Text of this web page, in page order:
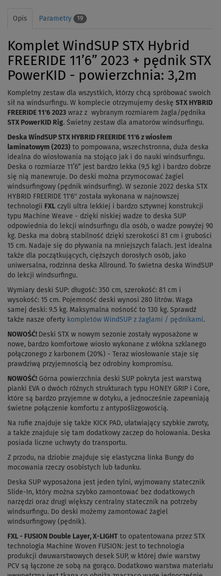
Opis Parametry 19
Komplet WindSUP STX Hybrid
FREERIDE 11’6” 2023 + pędnik STX
PowerKID - powierzchnia: 3,2m
Kompletny zestaw dla wszystkich, którzy chcą spróbować swoich
sił na windsurfingu. W komplecie otrzymujemy deskę STX HYBRID
FREERIDE 11'6 2023 wraz z wybranym rozmiarem żagla/pędnika
STX PowerKID Rig. Świetny zestaw dla amatorów windsurfingu.
Deska WindSUP STX HYBRID FREERIDE 11'6 z wiosłem
laminatowym (2023) to pompowana, wszechstronna, duża deska
idealna do wiosłowania na stojąco jak i do nauki windsurfingu.
Deska o rozmiarze 11’6” jest bardzo lekka (9,5 kg) i bardzo dobrze
się nią manewruje. Do deski można przymocować żagiel
windsurfingowy (pędnik windsurfing). W sezonie 2022 deska STX
HYBRID FREERIDE 11'6'' została wykonana w najnowszej
technologii FXL czyli ultra lekkiej i bardzo sztywnej konstrukcji
typu Machine Weave - dzięki niskiej wadze to deska SUP
odpowiednia do lekcji windsurfingu dla osób, o wadze powyżej 90
kg. Deska ma dobrą stabilność dzięki szerokości 81 cm i grubości
15 cm. Nadaje się do pływania na mniejszych falach. Jest idealna
także dla początkujących, cięższych dorosłych osób, jako
uniwersalna, rodzinna deska Allround. To świetna deska WindSUP
do lekcji windsurfingu.
Wymiary deski SUP: długość: 350 cm, szerokość: 81 cm i
wysokość: 15 cm. Pojemność deski wynosi 280 litrów. Waga
samej deski: 9.5 kg. Maksymalna nośność to 130 kg. Sprawdź
także nasze oferty kompletów WindSUP z żaglami / pędnikami.
NOWOŚĆ! Deski STX w nowym sezonie zostały wyposażone w
nowe, bardzo komfortowe wiosło wykonane z włókna szklanego
połączonego z karbonem (20%) - Teraz wiosłowanie staje się
prawdziwą przyjemnością bez odrobiny kompromisu.
NOWOŚĆ! Górna powierzchnia deski SUP pokryta jest warstwą
pianki EVA o dwóch różnych strukturach typu HONEY GRIP i Core,
które są bardzo przyjemne w dotyku, a jednocześnie zapewniają
świetne połączenie komfortu z antypoślizgowością.
Na rufie znajduje się także KICK PAD, ułatwiający szybkie zwroty,
a także znajduje się tam dodatkowy zaczep do holowania. Deska
posiada liczne uchwyty do transportu.
Z przodu, na dziobie znajduje się elastyczna linka Bungy do
mocowania rzeczy osobistych lub ładunku.
Deska SUP wyposażona jest jeden tylni, wyjmowany statecznik
Slide-In, który można szybko zamontować bez dodatkowych
narzędzi oraz drugi większy centralny statecznik na potrzeby
windsurfingu. Do deski możemy zamontować żagiel
windsurfingowy (pędnik).
FXL - FUSION Double Layer, X-LIGHT to opatentowana przez STX
technologia Machine Woven FUSION: jest to technologia
produkcji dwuwarstwowych desek SUP, w której dwie warstwy
PCV są łączone ze sobą na gorąco. Dodatkowo warstwa materiału